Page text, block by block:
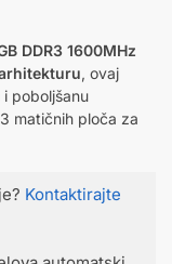
DDR3 1600MHz
, ovaj
poboljšanu
matičnih ploča za
Kontaktirajte